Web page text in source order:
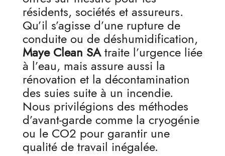
résidents, sociétés et assureurs.
Qu’il s’agisse d’une rupture de
conduite ou de déshumidification,
Maye Clean SAtraite l’urgence liée
à l’eau, mais assure aussi la
rénovation et la décontamination
des suies suite à un incendie.
Nous privilégions des méthodes
d’avant-garde comme la cryogénie
ou le CO2 pour garantir une
qualité de travail inégalée.